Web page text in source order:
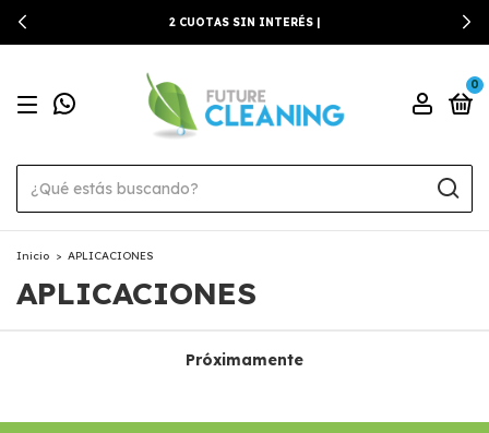
2 CUOTAS SIN INTERÉS |
0
Inicio > APLICACIONES
APLICACIONES
Próximamente